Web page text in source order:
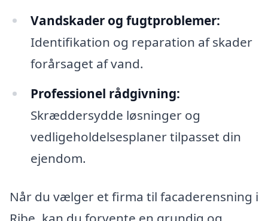
Vandskader og fugtproblemer:
Identifikation og reparation af skader
forårsaget af vand.
Professionel rådgivning:
Skræddersydde løsninger og
vedligeholdelsesplaner tilpasset din
ejendom.
Når du vælger et firma til facaderensning i